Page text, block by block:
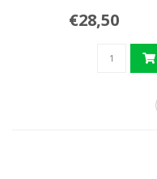
€28,50